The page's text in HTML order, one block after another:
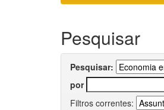
Pesquisar
Pesquisar:
por
Filtros correntes: